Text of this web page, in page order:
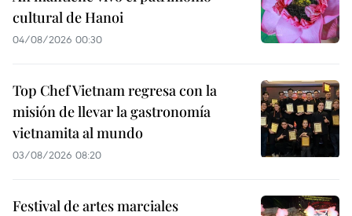
cultural de Hanoi
04/08/2026 00:30
Top Chef Vietnam regresa con la
misión de llevar la gastronomía
vietnamita al mundo
03/08/2026 08:20
Festival de artes marciales